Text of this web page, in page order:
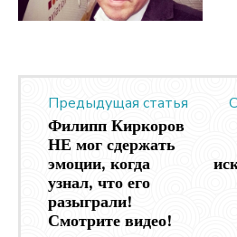
Предыдущая статья
Филипп Киркоров
НЕ мог сдержать
эмоции, когда
узнал, что его
разыграли!
Смотрите видео!